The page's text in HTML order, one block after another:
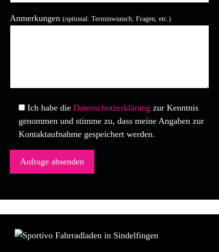
Bitte lasse dieses Feld leer.
Anmerkungen (optional: Terminwunsch, Fragen, etc.)
Ich habe die Datenschutzerklärung zur Kenntnis
genommen und stimme zu, dass meine Angaben zur
Kontaktaufnahme gespeichert werden.